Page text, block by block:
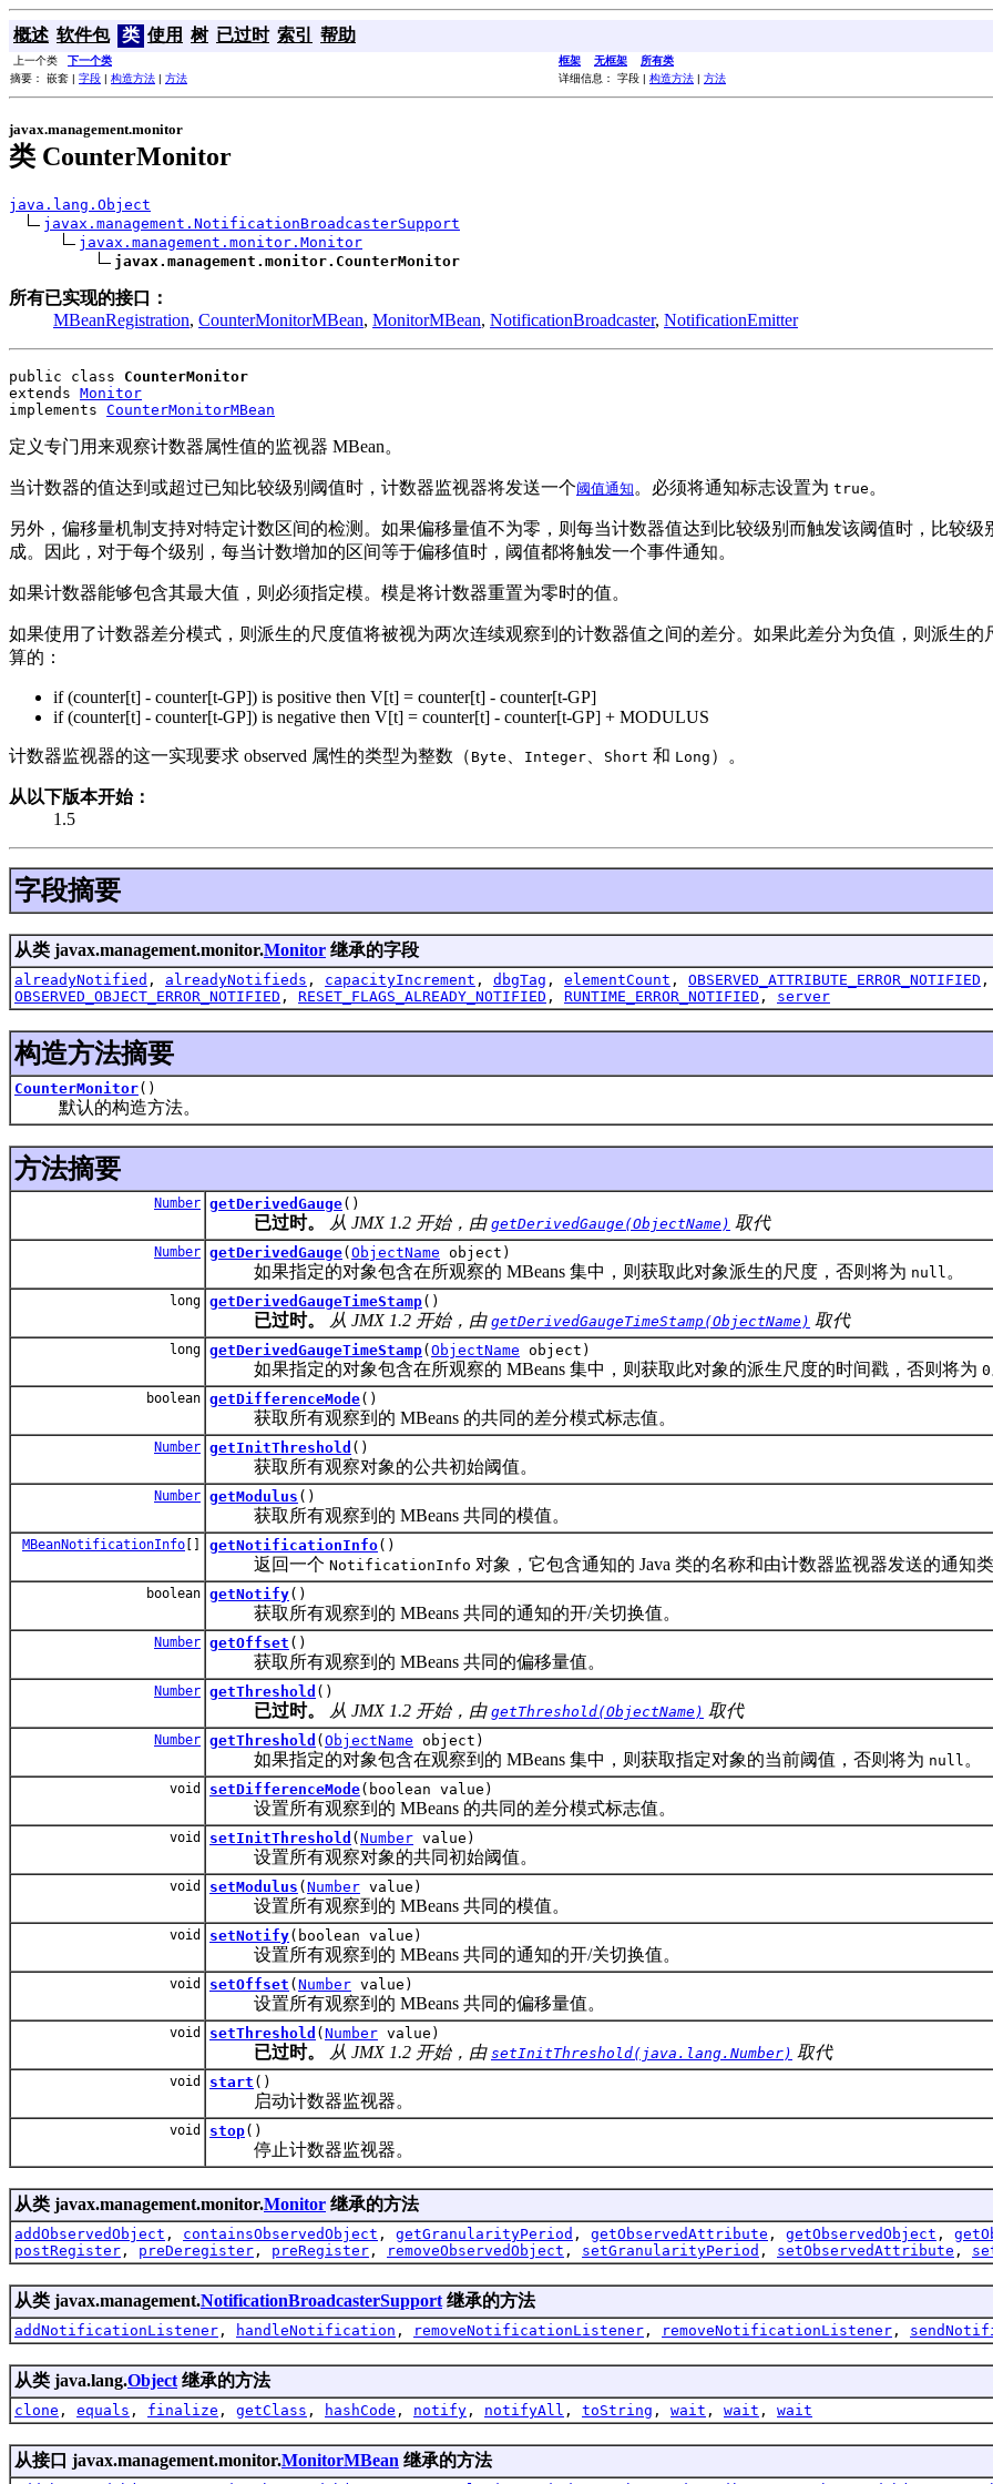
概述 软件包 类 使用 树 已过时 索引 帮助
上一个类 下一个类 框架 无框架
所有类
摘要： 嵌套 | 字段 | 构造方法 | 方法 详细信息： 字段 | 构造方法 | 方法
javax.management.monitor
类 CounterMonitor
java.lang.Object
javax.management.NotificationBroadcasterSupport
javax.management.monitor.Monitor
javax.management.monitor.CounterMonitor
所有已实现的接口：
MBeanRegistration, CounterMonitorMBean, MonitorMBean, NotificationBroadcaster, NotificationEmitter
public class CounterMonitor
extends Monitor
implements CounterMonitorMBean
定义专门用来观察计数器属性值的监视器 MBean。
当计数器的值达到或超过已知比较级别阈值时，计数器监视器将发送一个阈值通知 。必须将通知标志设置为 true 。
另外，偏移量机制支持对特定计数区间的检测。如果偏移量值不为零，则每当计数器值达到比较级别而触发该阈值时，比较
成。因此，对于每个级别，每当计数增加的区间等于偏移值时，阈值都将触发一个事件通知。
如果计数器能够包含其最大值，则必须指定模。模是将计数器重置为零时的值。
如果使用了计数器差分模式，则派生的尺度值将被视为两次连续观察到的计数器值之间的差分。如果此差分为负值，则派生
算的：
if (counter[t] - counter[t-GP]) is positive then V[t] = counter[t] - counter[t-GP]
if (counter[t] - counter[t-GP]) is negative then V[t] = counter[t] - counter[t-GP] + MODULUS
计数器监视器的这一实现要求 observed 属性的类型为整数（ Byte Integer Short 和 Long ）。
从以下版本开始：
1.5
字段摘要
从类 javax.management.monitor.Monitor 继承的字段
alreadyNotified , alreadyNotifieds , capacityIncrement , dbgTag , elementCount , OBSERVED_ATTRIBUTE_ERROR_NOTIFIED
OBSERVED_OBJECT_ERROR_NOTIFIED , RESET_FLAGS_ALREADY_NOTIFIED , RUNTIME_ERROR_NOTIFIED , server
构造方法摘要
CounterMonitor()
默认的构造方法。
方法摘要
Number getDerivedGauge()
已过时。 从 JMX 1.2 开始，由 getDerivedGauge(ObjectName) 取代
Number getDerivedGauge( ObjectName object)
如果指定的对象包含在所观察的 MBeans 集中，则获取此对象派生的尺度，否则将为 null 。
long getDerivedGaugeTimeStamp()
已过时。 从 JMX 1.2 开始，由 getDerivedGaugeTimeStamp(ObjectName) 取代
long getDerivedGaugeTimeStamp( ObjectName object)
如果指定的对象包含在所观察的 MBeans 集中，则获取此对象的派生尺度的时间戳，否则将为 0
boolean getDifferenceMode()
获取所有观察到的 MBeans 的共同的差分模式标志值。
Number getInitThreshold ()
获取所有观察对象的公共初始阈值。
Number getModulus ()
获取所有观察到的 MBeans 共同的模值。
MBeanNotificationInfo [] getNotificationInfo()
返回一个 NotificationInfo 对象，它包含通知的 Java 类的名称和由计数器监视器发送的通知
boolean getNotify()
获取所有观察到的 MBeans 共同的通知的开/关切换值。
Number getOffset ()
获取所有观察到的 MBeans 共同的偏移量值。
Number getThreshold ()
已过时。 从 JMX 1.2 开始，由 getThreshold(ObjectName) 取代
Number getThreshold ( ObjectName object)
如果指定的对象包含在观察到的 MBeans 集中，则获取指定对象的当前阈值，否则将为 null 。
void setDifferenceMode(boolean value)
设置所有观察到的 MBeans 的共同的差分模式标志值。
void setInitThreshold ( Number value)
设置所有观察对象的共同初始阈值。
void setModulus ( Number value)
设置所有观察到的 MBeans 共同的模值。
void setNotify(boolean value)
设置所有观察到的 MBeans 共同的通知的开/关切换值。
void setOffset ( Number value)
设置所有观察到的 MBeans 共同的偏移量值。
void setThreshold ( Number value)
已过时。 从 JMX 1.2 开始，由 setInitThreshold(java.lang.Number) 取代
void start ()
启动计数器监视器。
void stop()
停止计数器监视器。
从类 javax.management.monitor.Monitor 继承的方法
addObservedObject , containsObservedObject , getGranularityPeriod , getObservedAttribute , getObservedObject ,
postRegister , preDeregister , preRegister , removeObservedObject , setGranularityPeriod , setObservedAttribute ,
从类 javax.management.NotificationBroadcasterSupport 继承的方法
addNotificationListener , handleNotification , removeNotificationListener , removeNotificationListener ,
从类 java.lang.Object 继承的方法
clone , equals , finalize , getClass , hashCode , notify , notifyAll , toString , wait , wait , wait
从接口 javax.management.monitor.MonitorMBean 继承的方法